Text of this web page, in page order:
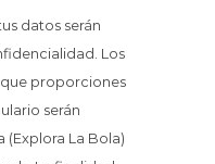
datos serán
Los
proporciones
serán
(Explora La Bola)